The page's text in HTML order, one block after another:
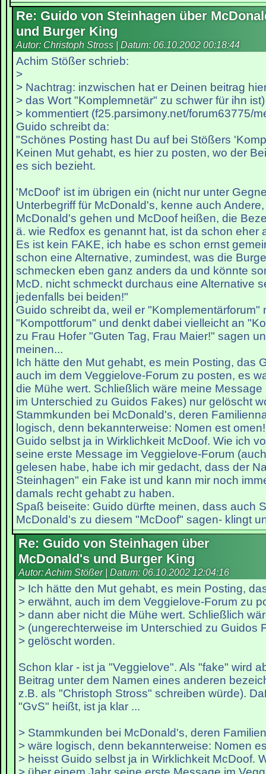
Re: Guido von Steinhagen über
und Burger King
Autor: Christoph Stross | Datum: 06.10.2002 00:18:44
Achim Stößer schrieb:
>
> Nachtrag: inzwischen hat er Deinen beitrag
> das Wort "Komplemnetär" zu schwer für ihn
> kommentiert (f25.parsimony.net/forum63775/
Guido schreibt da:
"Schönes Posting hast Du auf bei Stößers
Keinen Mut gehabt, es hier zu posten, wo der
es sich bezieht.
'McDoof' ist im übrigen ein (nicht nur unter
Unterbegriff für McDonald's, kenne auch
McDonald's gehen und McDoof heißen, die
ä. wie Redfox es genannt hat, ist da schon eher
Es ist kein FAKE, ich habe es schon ernst
schon eine Alternative, zumindest, was die
schmecken eben ganz anders da und könnte
McD. nicht schmeckt durchaus eine Alternative
jedenfalls bei beiden!"
Guido schreibt da, weil er "Komplementärforum"
"Kompottforum" und denkt dabei vielleicht an
zu Frau Hofer "Guten Tag, Frau Maier!" sagen
meinen...
Ich hätte den Mut gehabt, es mein Posting, das
auch im dem Veggielove-Forum zu posten, es
die Mühe wert. Schließlich wäre meine
im Unterschied zu Guidos Fakes) nur gelöscht
Stammkunden bei McDonald's, deren
logisch, denn bekannterweise: Nomen est
Guido selbst ja in Wirklichkeit McDoof. Wie ich
seine erste Message im Veggielove-Forum
gelesen habe, habe ich mir gedacht, dass der
Steinhagen" ein Fake ist und kann mir noch
damals recht gehabt zu haben.
Spaß beiseite: Guido dürfte meinen, dass auch
McDonald's zu diesem "McDoof" sagen- klingt
Re: Guido von Steinhagen über
McDonald's und Burger King
Autor: Achim Stößer | Datum: 06.10.2002 12:04:16
> Ich hätte den Mut gehabt, es mein Posting,
> erwähnt, auch im dem Veggielove-Forum zu
> dann aber nicht die Mühe wert. Schließlich
> (ungerechterweise im Unterschied zu Guidos
> gelöscht worden.
Schon klar - ist ja "Veggielove". Als "fake" wird
Beitrag unter dem Namen eines anderen
z.B. als "Christoph Stross" schreiben würde).
"GvS" heißt, ist ja klar ...
> Stammkunden bei McDonald's, deren
> wäre logisch, denn bekannterweise: Nomen
> heisst Guido selbst ja in Wirklichkeit McDoof.